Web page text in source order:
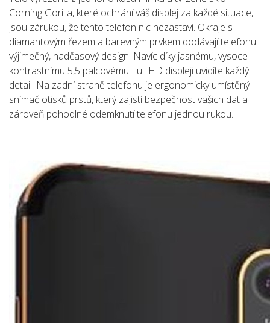
Corning Gorilla, které ochrání váš displej za každé situace,
jsou zárukou, že tento telefon nic nezastaví. Okraje s
diamantovým řezem a barevným prvkem dodávají telefonu
výjimečný, nadčasový design. Navíc díky jasnému, vysoce
kontrastnímu 5,5 palcovému Full HD displeji uvidíte každý
detail. Na zadní straně telefonu je ergonomicky umístěný
snímač otisků prstů, který zajistí bezpečnost vašich dat a
zároveň pohodlné odemknutí telefonu jednou rukou.